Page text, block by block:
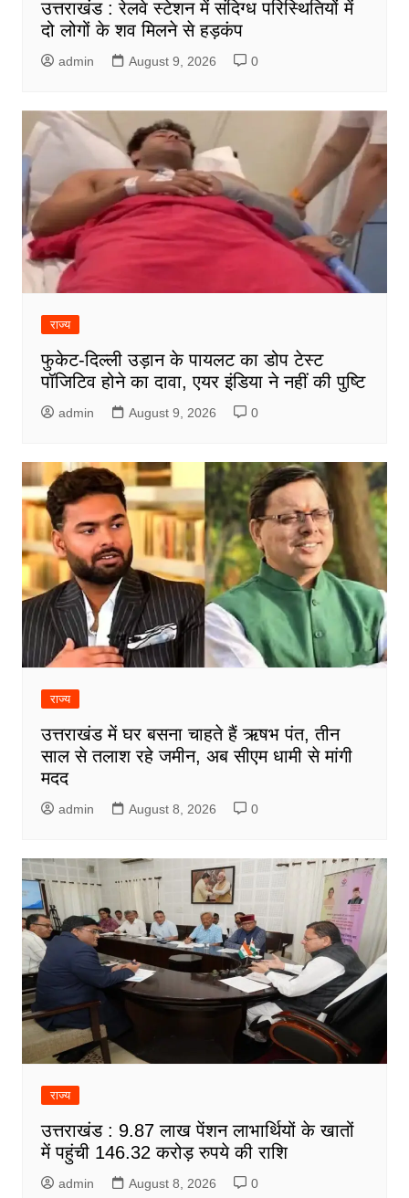
उत्तराखंड : रेलवे स्टेशन में संदिग्ध परिस्थितियों में
दो लोगों के शव मिलने से हड़कंप
admin August 9, 2026 0
राज्य
फुकेट-दिल्ली उड़ान के पायलट का डोप टेस्ट
पॉजिटिव होने का दावा, एयर इंडिया ने नहीं की पुष्टि
admin August 9, 2026 0
राज्य
उत्तराखंड में घर बसना चाहते हैं ऋषभ पंत, तीन
साल से तलाश रहे जमीन, अब सीएम धामी से मांगी
मदद
admin August 8, 2026 0
राज्य
उत्तराखंड : 9.87 लाख पेंशन लाभार्थियों के खातों
में पहुंची 146.32 करोड़ रुपये की राशि
admin August 8, 2026 0